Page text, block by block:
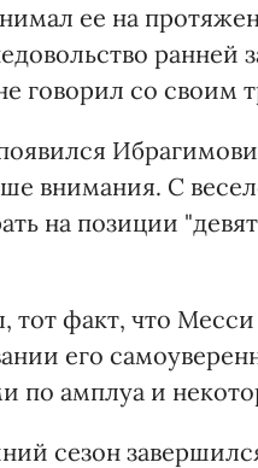
ее на
ранней
говорил со своим
внимания. С
на позиции
факт, что
его
по амплуа и
сезон